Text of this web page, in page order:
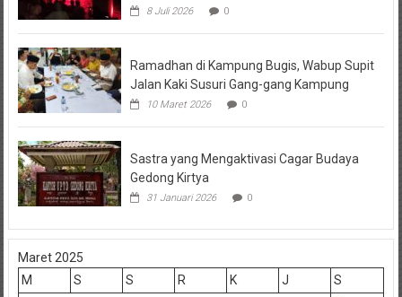
8 Juli 2026 0
Ramadhan di Kampung Bugis, Wabup Supit
Jalan Kaki Susuri Gang-gang Kampung
10 Maret 2026 0
Sastra yang Mengaktivasi Cagar Budaya
Gedong Kirtya
31 Januari 2026 0
Maret 2025
M
S S R K J
S